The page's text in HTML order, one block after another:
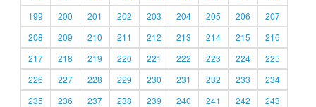
199
200 201 202 203 204 205 206
207
208
209 210 211 212 213 214 215
216
217
218 219 220 221 222 223 224
225
226
227 228 229 230 231 232 233
234
235
236 237 238 239 240 241 242
243